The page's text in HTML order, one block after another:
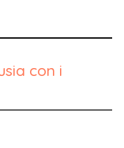
con i